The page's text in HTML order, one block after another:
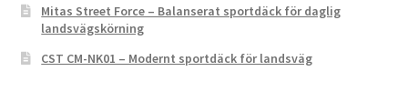
Mitas Street Force – Balanserat sportdäck för daglig
landsvägskörning
CST CM-NK01 – Modernt sportdäck för landsväg